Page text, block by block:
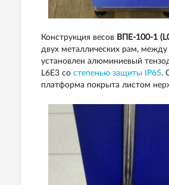
Конструкция весов ВПЕ-100-1
двух металлических рам,
установлен алюминиевый
L6E3 со степенью защиты IP65.
платформа покрыта листом